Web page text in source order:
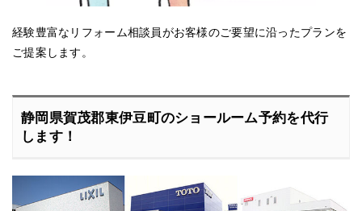
経験豊富なリフォーム相談員がお客様のご要望に沿ったプランを
ご提案します。
静岡県賀茂郡東伊豆町のショールーム予約を代行
します！